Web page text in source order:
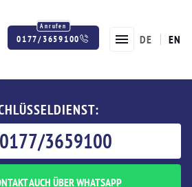
0177/3659100 DE EN
0177/3659100
AUCH ÜBER WHATSAPP